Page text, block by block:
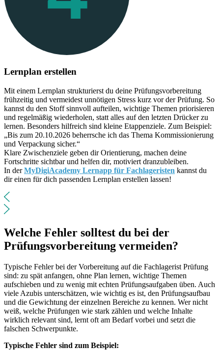
Lernplan erstellen
Mit einem Lernplan strukturierst du deine Prüfungsvorbereitung
frühzeitig und vermeidest unnötigen Stress kurz vor der Prüfung. So
kannst du den Stoff sinnvoll aufteilen, wichtige Themen priorisieren
und regelmäßig wiederholen, statt alles auf den letzten Drücker zu
lernen. Besonders hilfreich sind kleine Etappenziele. Zum Beispiel:
„Bis zum 20.10.2026 beherrsche ich das Thema Kommissionierung
und Verpackung sicher.“
Klare Zwischenziele geben dir Orientierung, machen deine
Fortschritte sichtbar und helfen dir, motiviert dranzubleiben.
In derMyDigiAcademy Lernapp für Fachlageristen kannst du
dir einen für dich passenden Lernplan erstellen lassen!
Welche Fehler solltest du bei der
Prüfungsvorbereitung vermeiden?
Typische Fehler bei der Vorbereitung auf die Fachlagerist Prüfung
sind: zu spät anfangen, ohne Plan lernen, wichtige Themen
aufschieben und zu wenig mit echten Prüfungsaufgaben üben. Auch
viele Azubis unterschätzen, wie wichtig es ist, den Prüfungsaufbau
und die Gewichtung der einzelnen Bereiche zu kennen. Wer nicht
weiß, welche Prüfungen wie stark zählen und welche Inhalte
wirklich relevant sind, lernt oft am Bedarf vorbei und setzt die
falschen Schwerpunkte.
Typische Fehler sind zum Beispiel: